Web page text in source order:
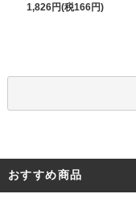
1,826円(税166円)
おすすめ商品